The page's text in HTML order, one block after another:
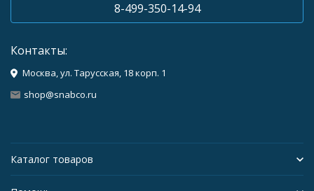
8-499-350-14-94
Контакты:
Москва, ул. Тарусская, 18 корп. 1
shop@snabco.ru
Каталог товаров